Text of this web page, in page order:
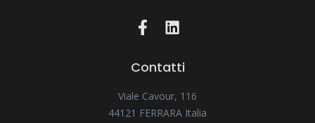
Contatti
Viale Cavour, 116
44121 FERRARA Italia